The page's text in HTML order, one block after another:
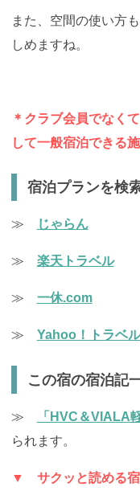
また、空間の使い方
しめますね。
＊クラブ会員でなくて
して一般宿泊できる施
宿泊プランを検
≫ じゃらん
≫ 楽天トラベル
≫ 一休.com
≫ Yahoo！トラベル
この宿の宿泊記
≫ 「HVC＆VIALA
られます。
▼ サクッと読める宿